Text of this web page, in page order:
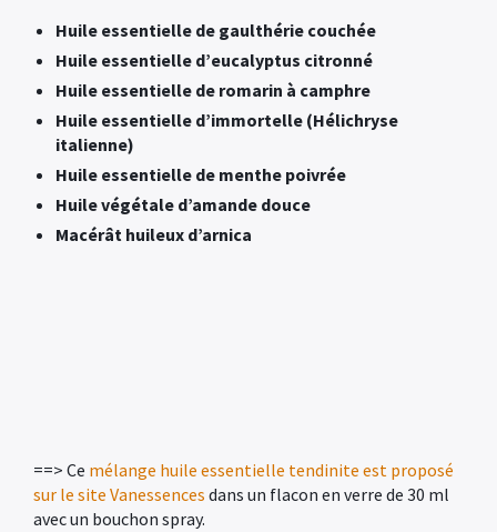
Huile essentielle de gaulthérie couchée
Huile essentielle d’eucalyptus citronné
Huile essentielle de romarin à camphre
Huile essentielle d’immortelle (Hélichryse
italienne)
Huile essentielle de menthe poivrée
Huile végétale d’amande douce
Macérât huileux d’arnica
==> Ce mélange huile essentielle tendinite est proposé
sur le site Vanessences dans un flacon en verre de 30 ml
avec un bouchon spray.